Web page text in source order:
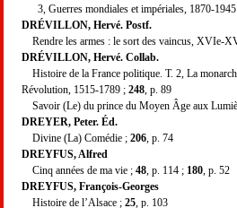
3, Guerres mondiales et impériales, 1870-
DRÉVILLON, Hervé. Postf.
Rendre les armes : le sort des vaincus, XVIe-
DRÉVILLON, Hervé. Collab.
Histoire de la France politique. T. 2, La
Révolution, 1515-1789 ; 248 , p. 89
Savoir (Le) du prince du Moyen Âge aux
DREYER, Peter. Éd.
Divine (La) Comédie ; 206 , p. 74
DREYFUS, Alfred
Cinq années de ma vie ; 48 , p. 114 ; 180 , p. 52
DREYFUS, François-Georges
Histoire de l’Alsace ; 25 , p. 103